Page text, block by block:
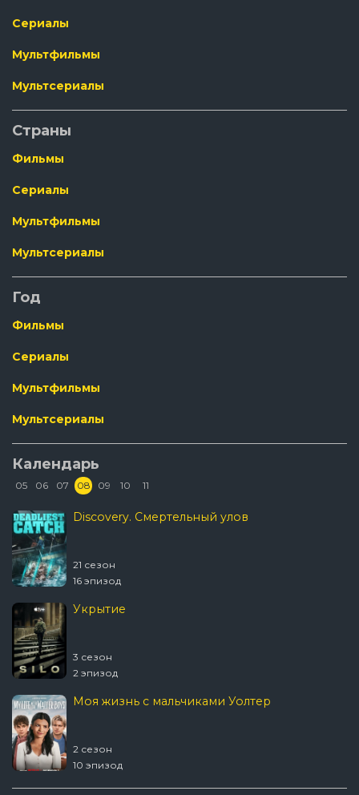
Сериалы
Мультфильмы
Мультсериалы
Страны
Фильмы
Сериалы
Мультфильмы
Мультсериалы
Год
Фильмы
Сериалы
Мультфильмы
Мультсериалы
Календарь
05 06 07 08 09 10 11
Discovery. Смертельный улов
21 сезон
16 эпизод
Укрытие
3 сезон
2 эпизод
Моя жизнь с мальчиками Уолтер
2 сезон
10 эпизод